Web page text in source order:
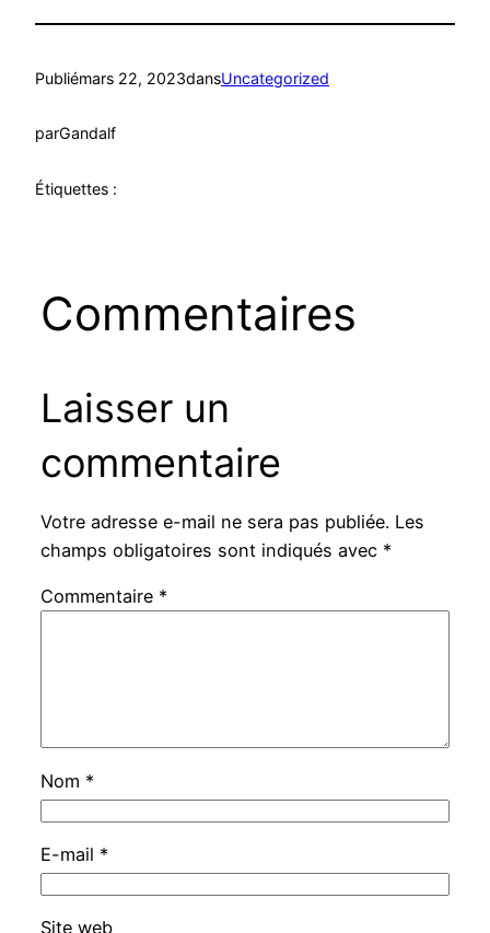
Publiémars 22, 2023dansUncategorized
parGandalf
Étiquettes :
Commentaires
Laisser un
commentaire
Votre adresse e-mail ne sera pas publiée. Les
champs obligatoires sont indiqués avec *
Commentaire *
Nom *
E-mail *
Site web